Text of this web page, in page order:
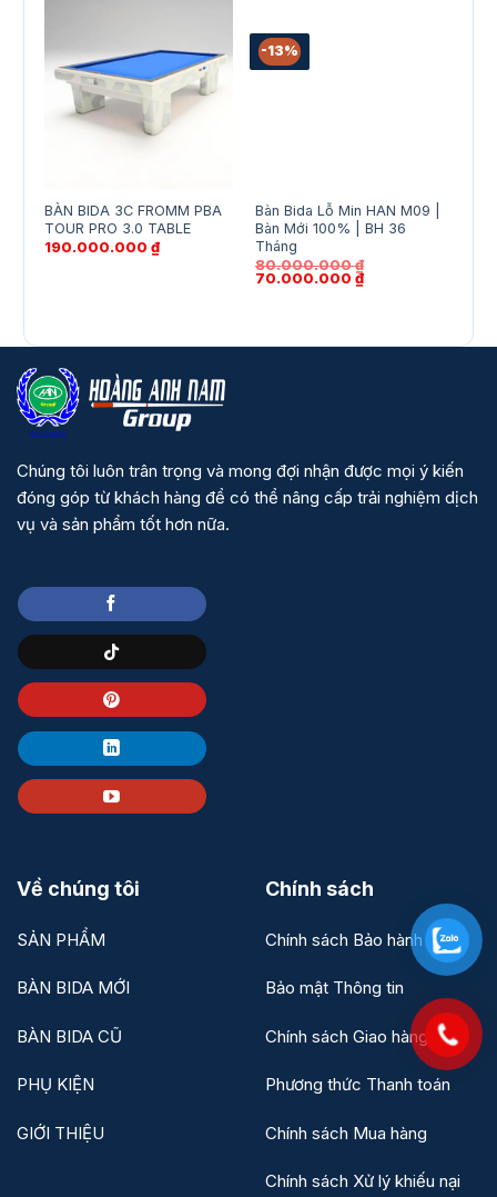
BÀN BIDA 3C FROMM PBA
TOUR PRO 3.0 TABLE
190.000.000 ₫
-13%
Bàn Bida Lỗ Min HAN M09 |
Bàn Mới 100% | BH 36
Tháng
80.000.000₫
Giá
70.000.000 ₫Giá
hiện
Chúng tôi luôn trân trọng và mong đợi nhận được mọi ý kiến
đóng góp từ khách hàng để có thể nâng cấp trải nghiệm dịch
vụ và sản phẩm tốt hơn nữa.
Về chúng tôi
SẢN PHẨM
BÀN BIDA MỚI
BÀN BIDA CŨ
PHỤ KIỆN
GIỚI THIỆU
Chính sách
Chính sách Bảo hành
Bảo mật Thông tin
Chính sách Giao hàng
Phương thức Thanh toán
Chính sách Mua hàng
Chính sách Xử lý khiếu nại